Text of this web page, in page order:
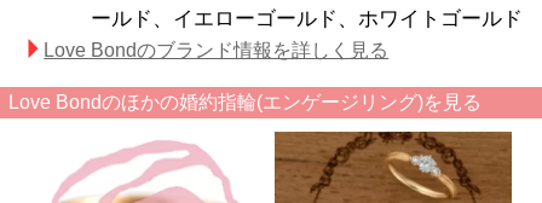
ールド、イエローゴールド、ホワイトゴールド
Love Bondのブランド情報を詳しく見る
Love Bondのほかの婚約指輪(エンゲージリング)を見る